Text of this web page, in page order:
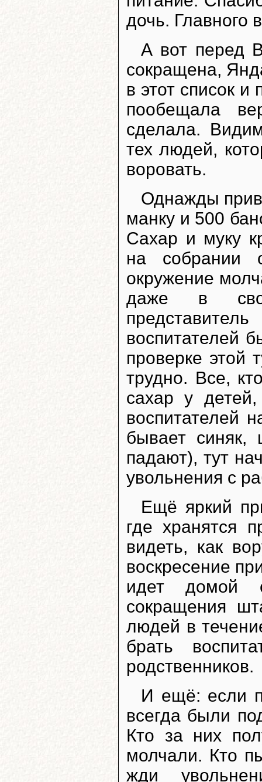
дочь. Главного
А вот перед
сокращена,
в этот список
пообещала
сделала.
тех людей,
воровать.
Однажды
манку и 500
Сахар и муку
на собрании
окружение
даже в
воспитателей
проверке этой
трудно. Все,
сахар у
воспитателей
бывает синяк,
падают), тут
увольнения с
Ещё яркий
где хранятся
видеть, как
воскресение
идет домой
сокращения
людей в
брать
родственников.
И ещё: если
всегда были
Кто за них
молчали. Кто
жди